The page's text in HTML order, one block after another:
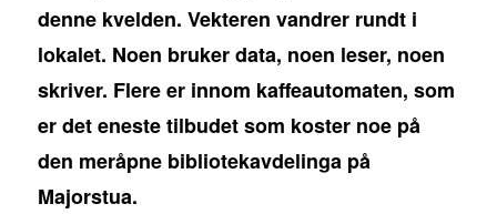
denne kvelden. Vekteren vandrer rundt i
lokalet. Noen bruker data, noen leser, noen
skriver. Flere er innom kaffeautomaten, som
er det eneste tilbudet som koster noe på
den meråpne bibliotekavdelinga på
Majorstua.